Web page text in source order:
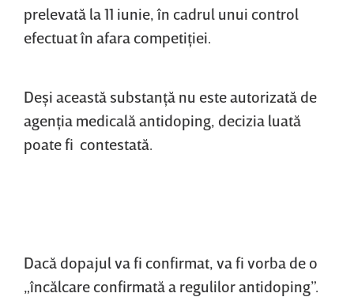
prelevată la 11 iunie, în cadrul unui control
efectuat în afara competiţiei.
Deşi această substanţă nu este autorizată de
agenţia medicală antidoping, decizia luată
poate fi contestată.
Dacă dopajul va fi confirmat, va fi vorba de o
„încălcare confirmată a regulilor antidoping”.